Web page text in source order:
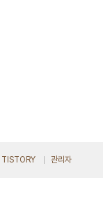
TISTORY 관리자